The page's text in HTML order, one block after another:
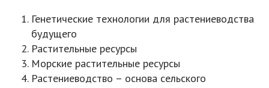
Генетические технологии для растениеводства
будущего
Растительные ресурсы
Морские растительные ресурсы
Растениеводство – основа сельского